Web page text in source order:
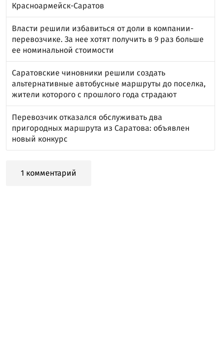
Красноармейск-Саратов
Власти решили избавиться от доли в компании-
перевозчике. За нее хотят получить в 9 раз больше
ее номинальной стоимости
Саратовские чиновники решили создать
альтернативные автобусные маршруты до поселка,
жители которого с прошлого года страдают
Перевозчик отказался обслуживать два
пригородных маршрута из Саратова: объявлен
новый конкурс
1 комментарий